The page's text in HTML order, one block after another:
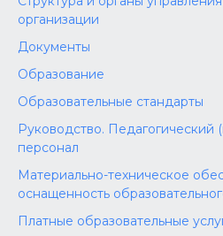
организации
Документы
Образование
Образовательные стандарты
Руководство. Педагогический
персонал
Материально-техническое
оснащенность
Платные образовательные